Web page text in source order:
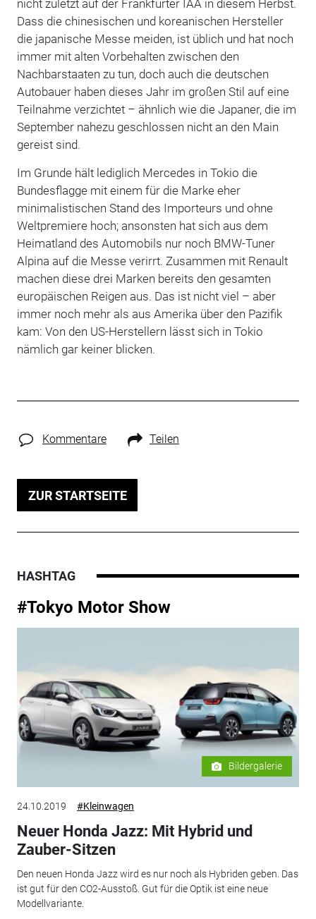
nicht zuletzt auf der Frankfurter IAA in diesem Herbst.
Dass die chinesischen und koreanischen Hersteller
die japanische Messe meiden, ist üblich und hat noch
immer mit alten Vorbehalten zwischen den
Nachbarstaaten zu tun, doch auch die deutschen
Autobauer haben dieses Jahr im großen Stil auf eine
Teilnahme verzichtet – ähnlich wie die Japaner, die im
September nahezu geschlossen nicht an den Main
gereist sind.
Im Grunde hält lediglich Mercedes in Tokio die
Bundesflagge mit einem für die Marke eher
minimalistischen Stand des Importeurs und ohne
Weltpremiere hoch; ansonsten hat sich aus dem
Heimatland des Automobils nur noch BMW-Tuner
Alpina auf die Messe verirrt. Zusammen mit Renault
machen diese drei Marken bereits den gesamten
europäischen Reigen aus. Das ist nicht viel – aber
immer noch mehr als aus Amerika über den Pazifik
kam: Von den US-Herstellern lässt sich in Tokio
nämlich gar keiner blicken.
Kommentare Teilen
ZUR STARTSEITE
HASHTAG
#Tokyo Motor Show
Bildergalerie
24.10.2019 #Kleinwagen
Neuer Honda Jazz: Mit Hybrid und
Zauber-Sitzen
Den neuen Honda Jazz wird es nur noch als Hybriden geben. Das
ist gut für den CO2-Ausstoß. Gut für die Optik ist eine neue
Modellvariante.